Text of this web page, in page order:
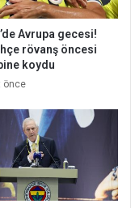
Avrupa gecesi!
rövanş öncesi
koydu
önce